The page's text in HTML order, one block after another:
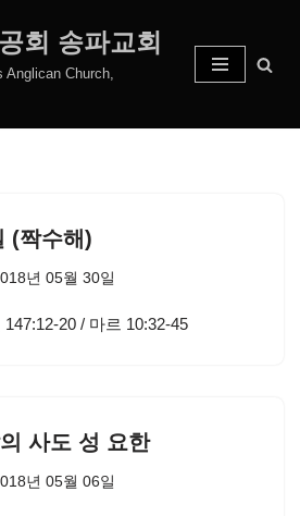
회 송파교회
Anglican Church,
(짝수해)
년 05월 30일
20 / 마르 10:32-45
사도 성 요한
년 05월 06일